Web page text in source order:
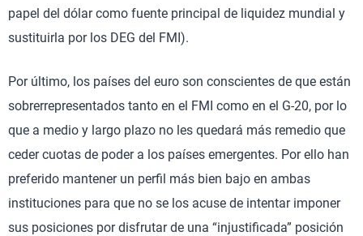
papel del dólar como fuente principal de liquidez mundial y
sustituirla por los DEG del FMI).
Por último, los países del euro son conscientes de que están
sobrerrepresentados tanto en el FMI como en el G-20, por lo
que a medio y largo plazo no les quedará más remedio que
ceder cuotas de poder a los países emergentes. Por ello han
preferido mantener un perfil más bien bajo en ambas
instituciones para que no se los acuse de intentar imponer
sus posiciones por disfrutar de una “injustificada” posición